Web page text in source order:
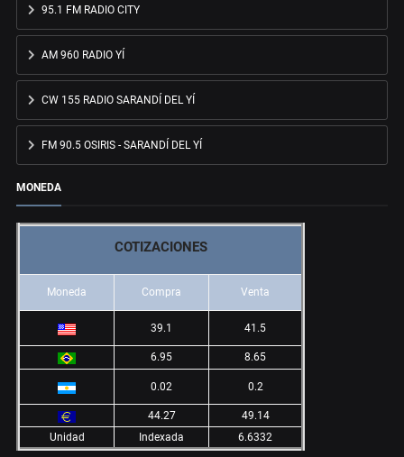
95.1 FM RADIO CITY
AM 960 RADIO YÍ
CW 155 RADIO SARANDÍ DEL YÍ
FM 90.5 OSIRIS - SARANDÍ DEL YÍ
MONEDA
COTIZACIONES
Moneda Compra Venta
39.1 41.5
6.95 8.65
0.02 0.2
44.27
49.14
Unidad
Indexada 6.6332